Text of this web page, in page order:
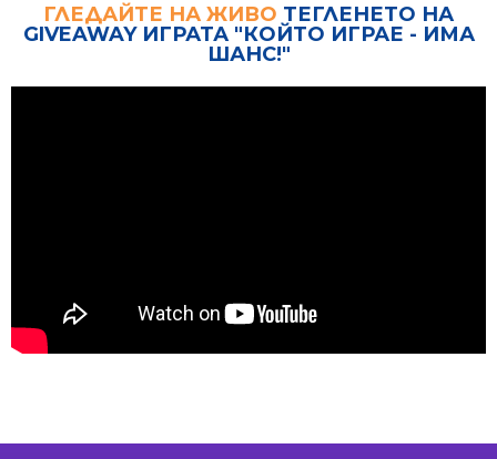
ГЛЕДАЙТЕ НА ЖИВО ТЕГЛЕНЕТО НА
GIVEAWAY ИГРАТА "КОЙТО ИГРАЕ - ИМА
ШАНС!"